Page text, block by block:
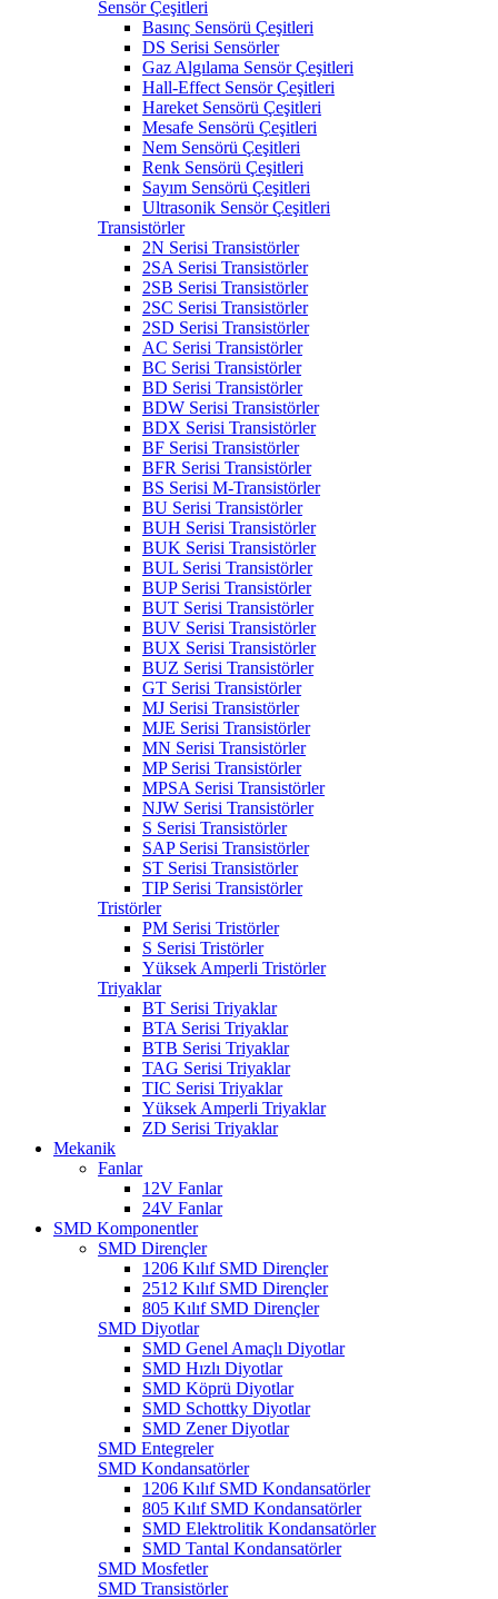
Sensör Çeşitleri
Basınç Sensörü Çeşitleri
DS Serisi Sensörler
Gaz Algılama Sensör Çeşitleri
Hall-Effect Sensör Çeşitleri
Hareket Sensörü Çeşitleri
Mesafe Sensörü Çeşitleri
Nem Sensörü Çeşitleri
Renk Sensörü Çeşitleri
Sayım Sensörü Çeşitleri
Ultrasonik Sensör Çeşitleri
Transistörler
2N Serisi Transistörler
2SA Serisi Transistörler
2SB Serisi Transistörler
2SC Serisi Transistörler
2SD Serisi Transistörler
AC Serisi Transistörler
BC Serisi Transistörler
BD Serisi Transistörler
BDW Serisi Transistörler
BDX Serisi Transistörler
BF Serisi Transistörler
BFR Serisi Transistörler
BS Serisi M-Transistörler
BU Serisi Transistörler
BUH Serisi Transistörler
BUK Serisi Transistörler
BUL Serisi Transistörler
BUP Serisi Transistörler
BUT Serisi Transistörler
BUV Serisi Transistörler
BUX Serisi Transistörler
BUZ Serisi Transistörler
GT Serisi Transistörler
MJ Serisi Transistörler
MJE Serisi Transistörler
MN Serisi Transistörler
MP Serisi Transistörler
MPSA Serisi Transistörler
NJW Serisi Transistörler
S Serisi Transistörler
SAP Serisi Transistörler
ST Serisi Transistörler
TIP Serisi Transistörler
Tristörler
PM Serisi Tristörler
S Serisi Tristörler
Yüksek Amperli Tristörler
Triyaklar
BT Serisi Triyaklar
BTA Serisi Triyaklar
BTB Serisi Triyaklar
TAG Serisi Triyaklar
TIC Serisi Triyaklar
Yüksek Amperli Triyaklar
ZD Serisi Triyaklar
Mekanik
Fanlar
12V Fanlar
24V Fanlar
SMD Komponentler
SMD Dirençler
1206 Kılıf SMD Dirençler
2512 Kılıf SMD Dirençler
805 Kılıf SMD Dirençler
SMD Diyotlar
SMD Genel Amaçlı Diyotlar
SMD Hızlı Diyotlar
SMD Köprü Diyotlar
SMD Schottky Diyotlar
SMD Zener Diyotlar
SMD Entegreler
SMD Kondansatörler
1206 Kılıf SMD Kondansatörler
805 Kılıf SMD Kondansatörler
SMD Elektrolitik Kondansatörler
SMD Tantal Kondansatörler
SMD Mosfetler
SMD Transistörler